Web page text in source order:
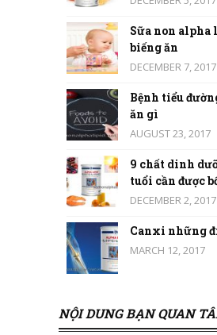
Sữa non
biếng ăn
DECEMBER 7, 2017
Bệnh tiểu
ăn gì
AUGUST 23, 2017
9 chất dinh
tuổi cần được
DECEMBER 2, 2017
Canxi những
MARCH 12, 2017
NỘI DUNG BẠN QUAN